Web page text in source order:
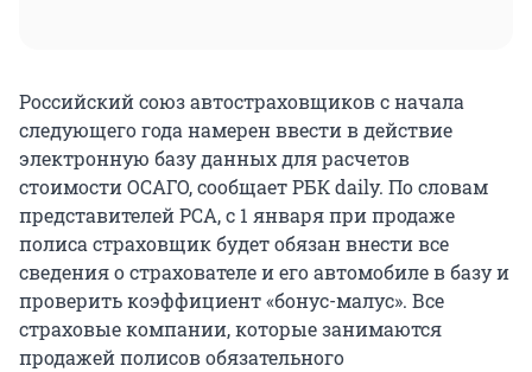
Российский союз автостраховщиков с начала
следующего года намерен ввести в действие
электронную базу данных для расчетов
стоимости ОСАГО, сообщает РБК daily. По словам
представителей РСА, с 1 января при продаже
полиса страховщик будет обязан внести все
сведения о страхователе и его автомобиле в базу и
проверить коэффициент «бонус-малус». Все
страховые компании, которые занимаются
продажей полисов обязательного